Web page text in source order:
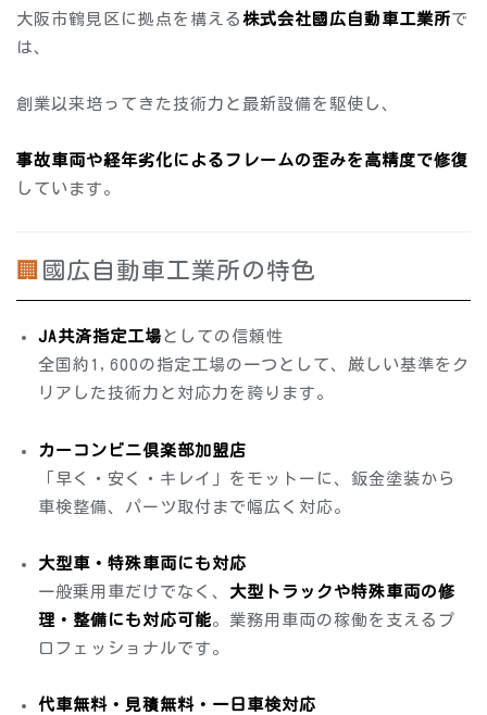
大阪市鶴見区に拠点を構える 株式会社國広自動車工業所で
は、
創業以来培ってきた技術力と最新設備を駆使し、
事故車両や経年劣化によるフレームの歪みを高精度で修復
しています。
🏢國広自動車工業所の特色
JA共済指定工場 としての信頼性
全国約1,600の指定工場の一つとして、厳しい基準をク
リアした技術力と対応力を誇ります。
カーコンビニ倶楽部加盟店
「早く・安く・キレイ」をモットーに、鈑金塗装から
車検整備、パーツ取付まで幅広く対応。
大型車・特殊車両にも対応
一般乗用車だけでなく、 大型トラックや特殊車両の修
理・整備にも対応可能。業務用車両の稼働を支えるプ
ロフェッショナルです。
代車無料・見積無料・一日車検対応